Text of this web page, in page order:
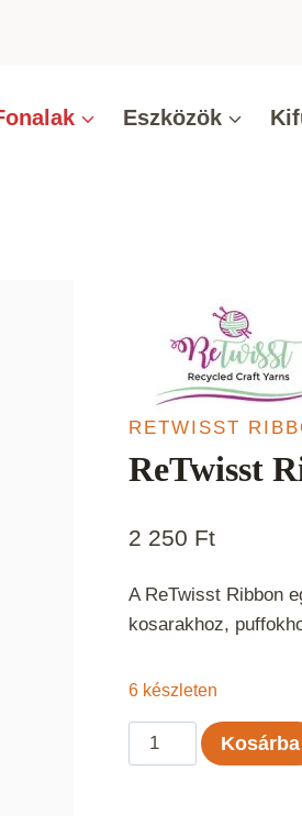
Eszközök
RETWISST
ReTwisst
2 250 Ft
A ReTwisst Ribbon
kosarakhoz,
6 készleten
ReTwisst
Ribbon
Kosárba